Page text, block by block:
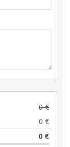
0 €
0 €
0 €